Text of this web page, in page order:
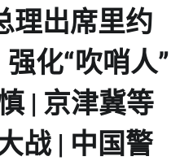
理出席里约
化“吹哨人”
| 京津冀等
战 | 中国警